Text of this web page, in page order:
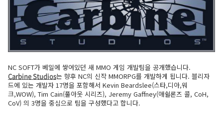
NC SOFT가 베일에 쌓여있던 새 MMO 게임 개발팀을 공개했습니다.
Carbine Studios는 향후 NC의 신작 MMORPG를 개발하게 됩니다. 블리자
드에 있는 개발자 17명을 포함해서 Kevin Beardslee(스타,디아,워
크,WOW), Tim Cain(풀아웃 시리즈), Jeremy Gaffney(애쉴론즈 콜, CoH,
CoV) 의 3명을 중심으로 팀을 구성했다고 합니다.